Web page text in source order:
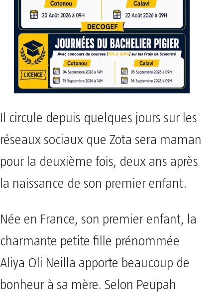
Il circule depuis quelques jours sur les
réseaux sociaux que Zota sera maman
pour la deuxième fois, deux ans après
la naissance de son premier enfant.
Née en France, son premier enfant, la
charmante petite fille prénommée
Aliya Oli Neilla apporte beaucoup de
bonheur à sa mère. Selon Peupah